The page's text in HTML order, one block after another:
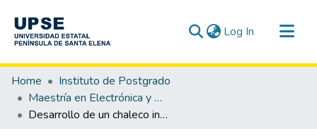
Log In (current)
Communities & Collections
All of DSpace
Statistics
Home
Instituto de Postgrado
Maestría en Electrónica y Automatización
Desarrollo de un chaleco inteligente con retroalimentación vibrotáctil para la corrección postural